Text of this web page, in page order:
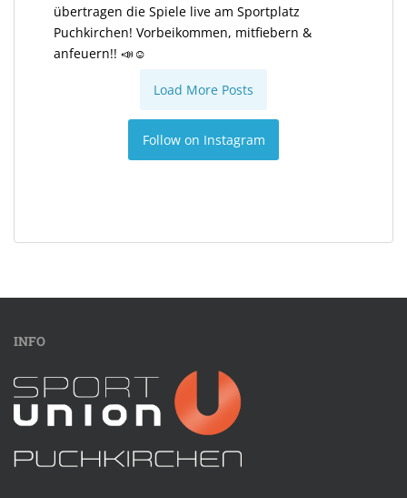
übertragen die Spiele live am Sportplatz
Puchkirchen! Vorbeikommen, mitfiebern &
anfeuern!! 📣☺️
Load More Posts
Follow on Instagram
INFO